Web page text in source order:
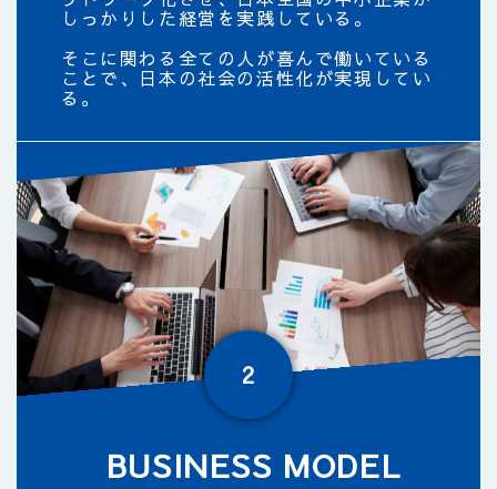
しっかりした経営を実践している。
そこに関わる全ての人が喜んで働いている
ことで、日本の社会の活性化が実現してい
る。
BUSINESS MODEL
2